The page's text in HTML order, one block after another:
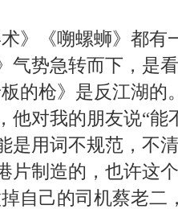
》《嗍螺蛳》都有
气势急转而下，是
的枪》是反江湖的
他对我的朋友说“能
是用词不规范，不
片制造的，也许这
自己的司机蔡老二